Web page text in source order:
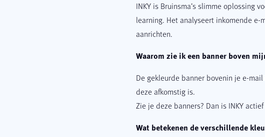
INKY is Bruinsma’s slimme oplossing
learning. Het analyseert inkomende
aanrichten.
Waarom zie ik een banner boven
De gekleurde banner bovenin je e-
deze afkomstig is.
Zie je deze banners? Dan is INKY
Wat betekenen de verschillende